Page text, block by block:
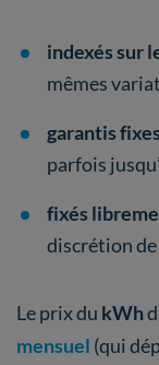
indexés sur
mêmes
garantis fixes
parfois
fixés
discrétion de
Le prix du kWh
mensuel (qui